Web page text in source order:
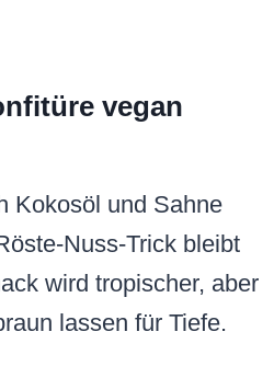
vegan
Kokosöl und Sahne
Nuss-Trick bleibt
wird tropischer, aber
lassen für Tiefe.